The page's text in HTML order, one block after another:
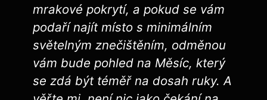
mrakové pokrytí, a pokud se vám
podaří ​najít místo s minimálním⁢
světelným znečištěním, odměnou
‍vám bude pohled na Měsíc, který
se zdá být téměř na⁣ dosah ruky.⁢ A